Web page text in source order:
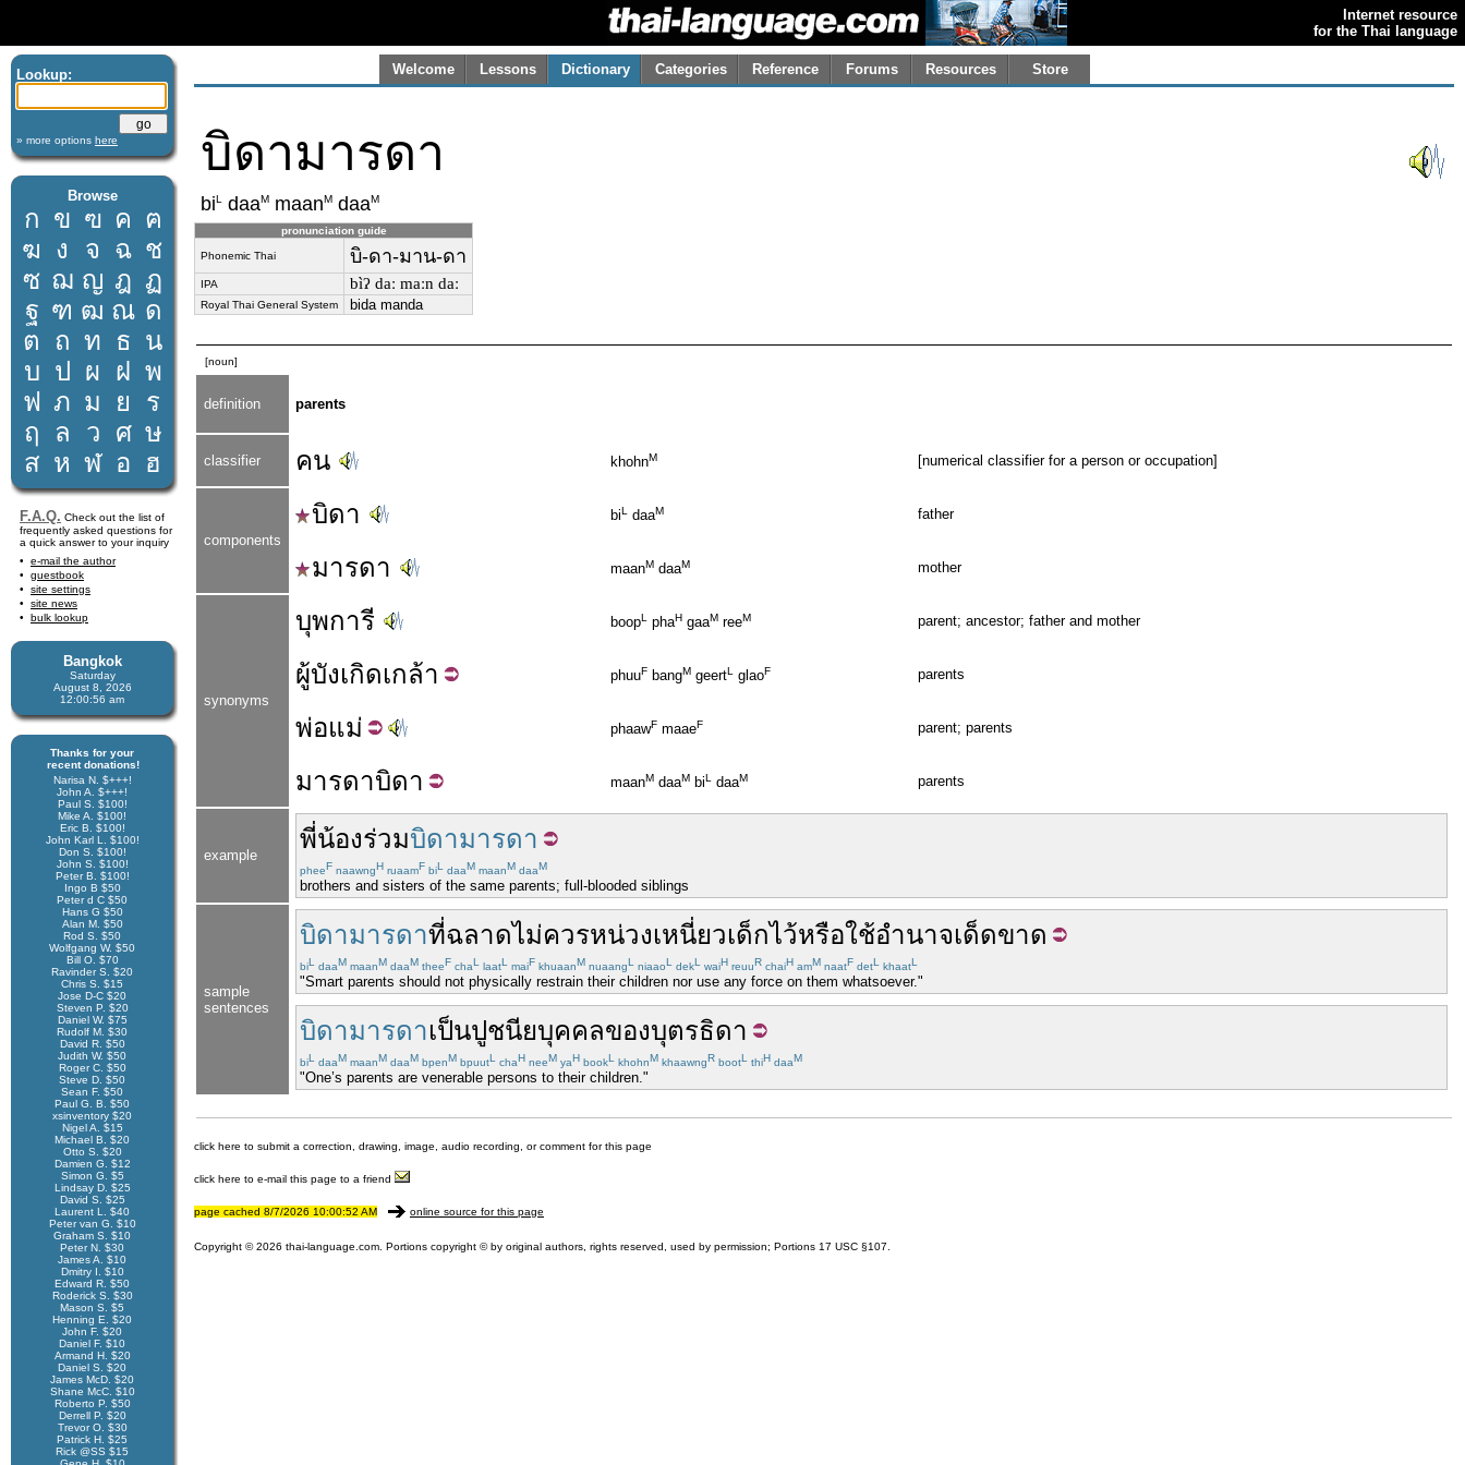
Internet resource
for the Thai language
Lookup:
» more options here
Browse
ก ข ฃ ค ฅ
ฆ ง จ ฉ ช
ซ ฌ ญ ฎ ฏ
ฐ ฑ ฒ ณ ด
ต ถ ท ธ น
บ ป ผ ฝ พ
ฟ ภ ม ย
ร
ฤ
ล ว ศ ษ
ส ห ฬ อ ฮ
F.A.Q. Check out the list of
frequently asked questions for
a quick answer to your inquiry
e-mail the author
guestbook
site settings
site news
bulk lookup
Bangkok
Saturday
August 8, 2026
12:00:56 am
Thanks for your
recent donations!
Narisa N. $+++!
John A. $+++!
Paul S. $100!
Mike A. $100!
Eric B. $100!
John Karl L. $100!
Don S. $100!
John S. $100!
Peter B. $100!
Ingo B $50
Peter d C $50
Hans G $50
Alan M. $50
Rod S. $50
Wolfgang W. $50
Bill O. $70
Ravinder S. $20
Chris S. $15
Jose D-C $20
Steven P. $20
Daniel W. $75
Rudolf M. $30
David R. $50
Judith W. $50
Roger C. $50
Steve D. $50
Sean F. $50
Paul G. B. $50
xsinventory $20
Nigel A. $15
Michael B. $20
Otto S. $20
Damien G. $12
Simon G. $5
Lindsay D. $25
David S. $25
Laurent L. $40
Peter van G. $10
Graham S. $10
Peter N. $30
James A. $10
Dmitry I. $10
Edward R. $50
Roderick S. $30
Mason S. $5
Henning E. $20
John F. $20
Daniel F. $10
Armand H. $20
Daniel S. $20
James McD. $20
Shane McC. $10
Roberto P. $50
Derrell P. $20
Trevor O. $30
Patrick H. $25
Rick @SS $15
Welcome Lessons Dictionary Categories Reference Forums Resources Store
บิดามารดา
biL daaM maanM daaM
pronunciation guide
Phonemic Thai บิ-ดา-มาน-ดา
IPA bìʔ daː maːn daː
Royal Thai General System bida manda
[noun]
definition parents
classifier คน khohnM [numerical classifier for a person or occupation]
components
บิดา biL daaM father
มารดา maanM daaM mother
synonyms
บุพการี boopL phaH gaaM reeM parent; ancestor; father and mother
ผู้บังเกิดเกล้า phuuF bangM geertL glaoF parents
พ่อแม่ phaawF maaeF parent; parents
มารดาบิดา maanM daaM biL daaM parents
example
พี่น้องร่วมบิดามารดา
pheeF naawngH ruaamF biL daaM maanM daaM
brothers and sisters of the same parents; full-blooded siblings
sample
sentences
บิดามารดาที่ฉลาดไม่ควรหน่วงเหนี่ยวเด็กไว้หรือใช้อำนาจเด็ดขาด
biL daaM maanM daaM theeF chaL laatL maiF khuaanM nuaangL niaaoL dekL waiH reuuR chaiH amM naatF detL khaatL
"Smart parents should not physically restrain their children nor use any force on them whatsoever."
บิดามารดาเป็นปูชนียบุคคลของบุตรธิดา
biL daaM maanM daaM bpenM bpuutL chaH neeM yaH bookL khohnM khaawngR bootL thiH daaM
"One’s parents are venerable persons to their children."
click here to submit a correction, drawing, image, audio recording, or comment for this page
click here to e-mail this page to a friend
page cached 8/7/2026 10:00:52 AM online source for this page
Copyright © 2026 thai-language.com. Portions copyright © by original authors, rights reserved, used by permission; Portions 17 USC §107